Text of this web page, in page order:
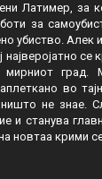
Латимер, за
за
убиство. Алек
најверојатно се
мирниот град.
во
не знае.
и станува
новтаа крими